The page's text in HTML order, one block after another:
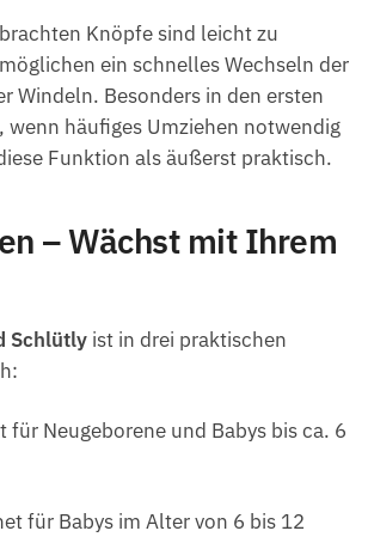
Knöpfe sind leicht zu
ein schnelles Wechseln der
Windeln. Besonders in den ersten
wenn häufiges Umziehen notwendig
Funktion als äußerst praktisch.
– Wächst mit Ihrem
Schlütly ist in drei praktischen
für Neugeborene und Babys bis ca. 6
für Babys im Alter von 6 bis 12